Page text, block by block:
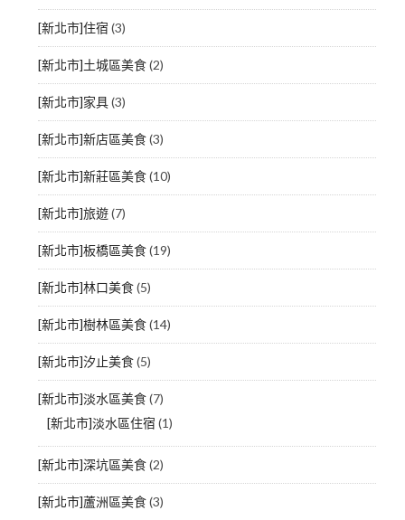
[新北市]住宿 (3)
[新北市]土城區美食(2)
[新北市]家具(3)
[新北市]新店區美食(3)
[新北市]新莊區美食(10)
[新北市]旅遊(7)
[新北市]板橋區美食(19)
[新北市]林口美食(5)
[新北市]樹林區美食(14)
[新北市]汐止美食(5)
[新北市]淡水區美食(7)
[新北市]淡水區住宿 (1)
[新北市]深坑區美食(2)
[新北市]蘆洲區美食(3)